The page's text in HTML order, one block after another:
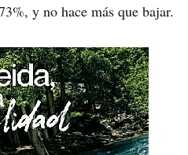
y no hace más que bajar.